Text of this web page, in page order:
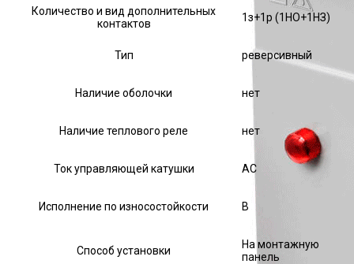
Количество и вид дополнительных
контактов
1з+1р (1НО+1НЗ)
Тип реверсивный
Наличие оболочки нет
Наличие теплового реле нет
Ток управляющей катушки АС
Исполнение по износостойкости В
Способ установки
На монтажную
панель